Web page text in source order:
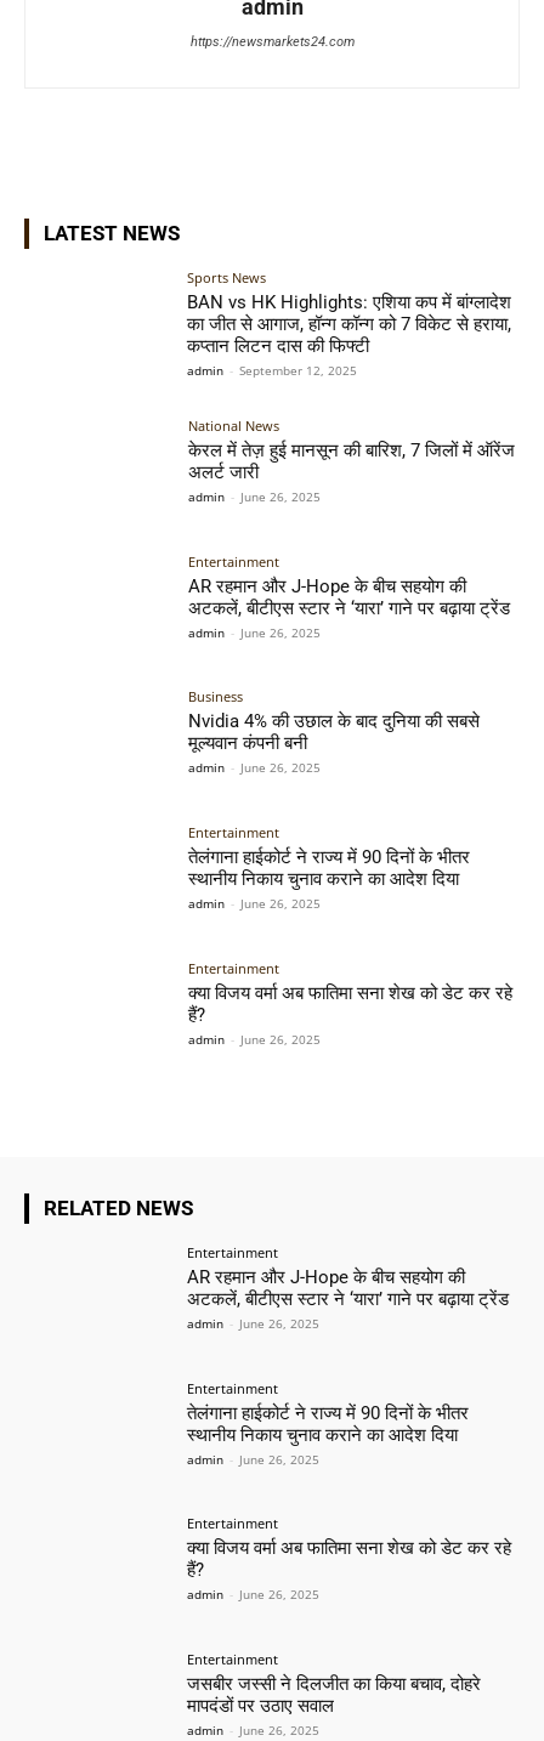
admin
https://newsmarkets24.com
LATEST NEWS
Sports News
BAN vs HK Highlights: एशिया कप में बांग्लादेश
का जीत से आगाज, हॉन्ग कॉन्ग को 7 विकेट से हराया,
कप्तान लिटन दास की फिफ्टी
admin - September 12, 2025
National News
केरल में तेज़ हुई मानसून की बारिश, 7 जिलों में ऑरेंज
अलर्ट जारी
admin - June 26, 2025
Entertainment
AR रहमान और J-Hope के बीच सहयोग की
अटकलें, बीटीएस स्टार ने ‘यारा’ गाने पर बढ़ाया ट्रेंड
admin - June 26, 2025
Business
Nvidia 4% की उछाल के बाद दुनिया की सबसे
मूल्यवान कंपनी बनी
admin - June 26, 2025
Entertainment
तेलंगाना हाईकोर्ट ने राज्य में 90 दिनों के भीतर
स्थानीय निकाय चुनाव कराने का आदेश दिया
admin - June 26, 2025
Entertainment
क्या विजय वर्मा अब फातिमा सना शेख को डेट कर रहे
हैं?
admin - June 26, 2025
RELATED NEWS
Entertainment
AR रहमान और J-Hope के बीच सहयोग की
अटकलें, बीटीएस स्टार ने ‘यारा’ गाने पर बढ़ाया ट्रेंड
admin - June 26, 2025
Entertainment
तेलंगाना हाईकोर्ट ने राज्य में 90 दिनों के भीतर
स्थानीय निकाय चुनाव कराने का आदेश दिया
admin - June 26, 2025
Entertainment
क्या विजय वर्मा अब फातिमा सना शेख को डेट कर रहे
हैं?
admin - June 26, 2025
Entertainment
जसबीर जस्सी ने दिलजीत का किया बचाव, दोहरे
मापदंडों पर उठाए सवाल
admin - June 26, 2025